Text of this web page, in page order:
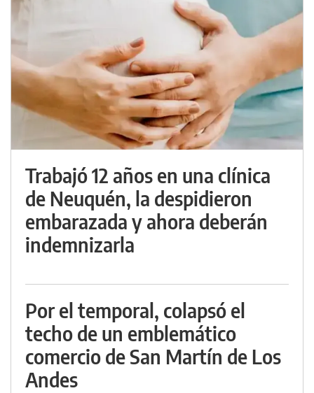
Trabajó 12 años en una clínica
de Neuquén, la despidieron
embarazada y ahora deberán
indemnizarla
Por el temporal, colapsó el
techo de un emblemático
comercio de San Martín de Los
Andes